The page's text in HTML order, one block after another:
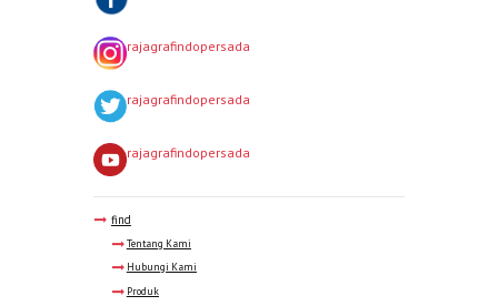
rajagrafindopersada
rajagrafindopersada
rajagrafindopersada
find
Tentang Kami
Hubungi Kami
Produk